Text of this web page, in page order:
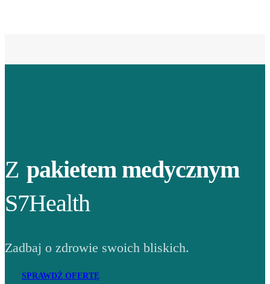
Z pakietem medycznym
S7Health
Zadbaj o zdrowie swoich bliskich.
SPRAWDŹ OFERTĘ